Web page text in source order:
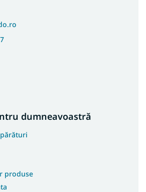
Covoare 80x250
Covoare 250x350
Covoare 133x190
Covoare 133x195
dumneavoastră
produse